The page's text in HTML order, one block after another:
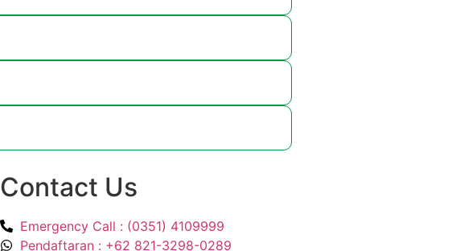
Contact Us
Emergency Call : (0351) 4109999
Pendaftaran : +62 821-3298-0289